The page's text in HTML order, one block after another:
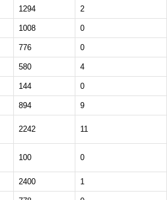
1294 2
1008 0
776 0
580 4
144 0
894 9
2242 11
100 0
2400 1